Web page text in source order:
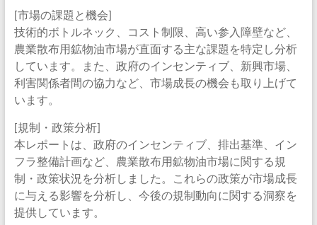
[市場の課題と機会]
技術的ボトルネック、コスト制限、高い参入障壁など、
農業散布用鉱物油市場が直面する主な課題を特定し分析
しています。また、政府のインセンティブ、新興市場、
利害関係者間の協力など、市場成長の機会も取り上げて
います。
[規制・政策分析]
本レポートは、政府のインセンティブ、排出基準、イン
フラ整備計画など、農業散布用鉱物油市場に関する規
制・政策状況を分析しました。これらの政策が市場成長
に与える影響を分析し、今後の規制動向に関する洞察を
提供しています。